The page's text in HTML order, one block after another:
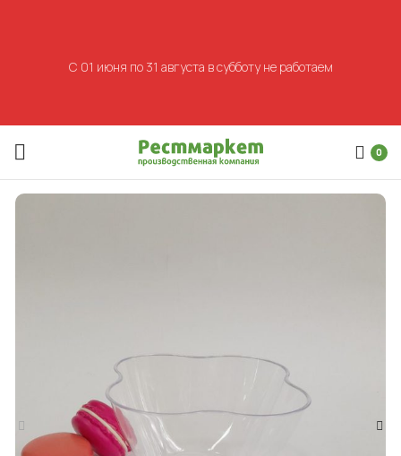
0
С 01 июня по 31 августа в субботу не работаем